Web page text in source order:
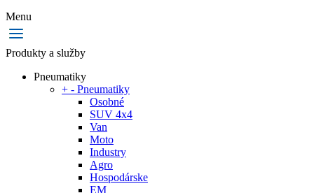
Menu
Produkty a služby
Pneumatiky
+ - Pneumatiky
Osobné
SUV 4x4
Van
Moto
Industry
Agro
Hospodárske
EM